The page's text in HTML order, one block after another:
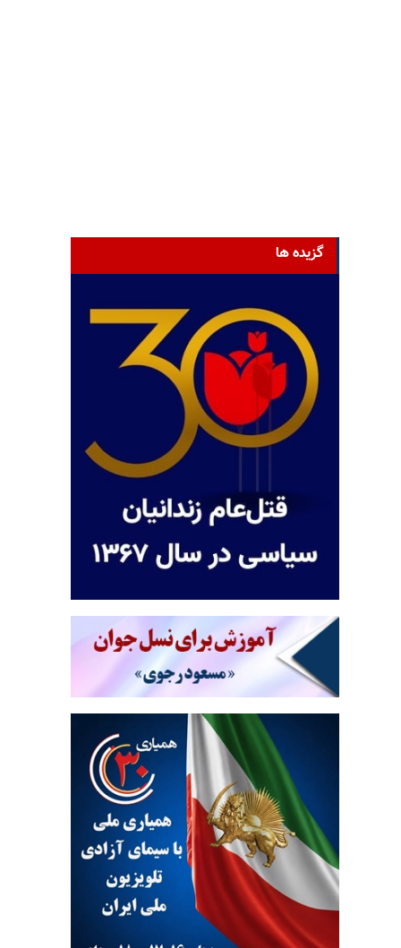
گزیده ها